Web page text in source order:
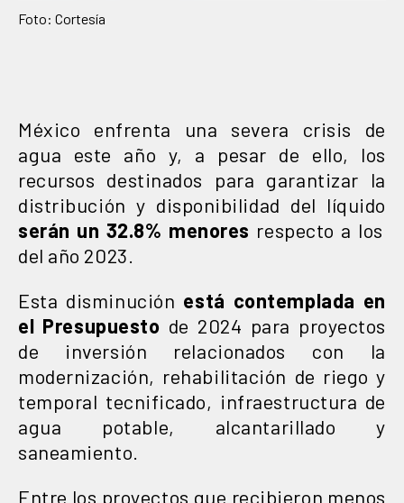
Foto: Cortesía
México enfrenta una severa crisis de
agua este año y, a pesar de ello, los
recursos destinados para garantizar la
distribución y disponibilidad del líquido
serán un 32.8% menores respecto a los
del año 2023.
Esta disminución está contemplada en
el Presupuesto de 2024 para proyectos
de inversión relacionados con la
modernización, rehabilitación de riego y
temporal tecnificado, infraestructura de
agua potable, alcantarillado y
saneamiento.
Entre los proyectos que recibieron menos